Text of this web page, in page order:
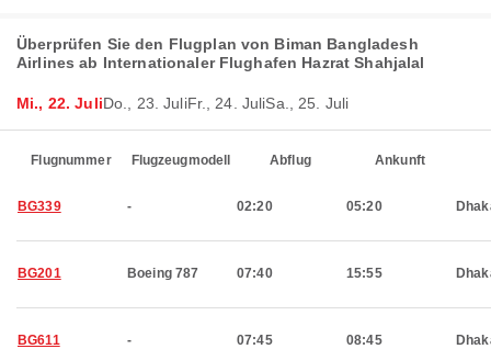
Überprüfen Sie den Flugplan von Biman Bangladesh
Airlines ab Internationaler Flughafen Hazrat Shahjalal
Mi., 22. JuliDo., 23. JuliFr., 24. JuliSa., 25. Juli
Flugnummer Flugzeugmodell Abflug Ankunft
BG339 - 02:20 05:20
BG201 Boeing 787 07:40 15:55
BG611 - 07:45 08:45